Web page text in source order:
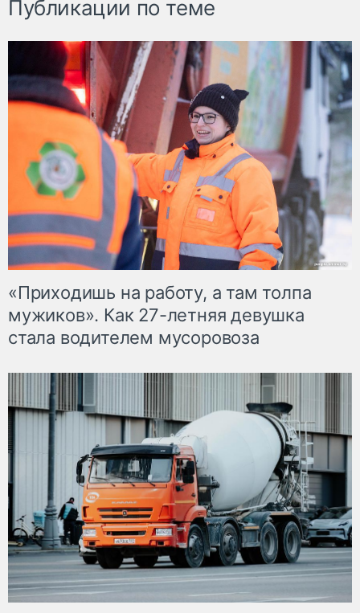
Публикации по теме
«Приходишь на работу, а там толпа
мужиков». Как 27-летняя девушка
стала водителем мусоровоза